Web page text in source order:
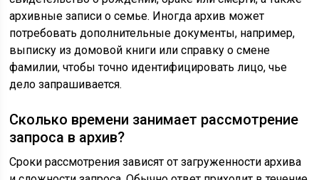
архивные записи о семье. Иногда архив может
потребовать дополнительные документы, например,
выписку из домовой книги или справку о смене
фамилии, чтобы точно идентифицировать лицо, чье
дело запрашивается.
Сколько времени занимает рассмотрение
запроса в архив?
Сроки рассмотрения зависят от загруженности архива